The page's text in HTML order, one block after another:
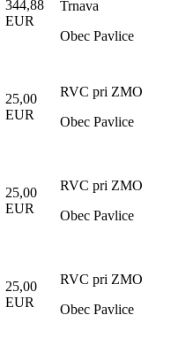
344,88
EUR
Trnava
Obec Pavlice
25,00
EUR
RVC pri ZMO
Obec Pavlice
25,00
EUR
RVC pri ZMO
Obec Pavlice
25,00
EUR
RVC pri ZMO
Obec Pavlice